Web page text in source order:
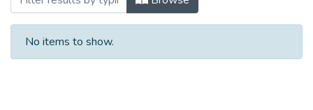
No items to show.